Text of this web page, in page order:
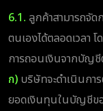
6.1. ลูกค้าสามารถจั
ตนเองได้ตลอดเวลา
การถอนเงินจากบัญชี
ก) บริษัทจะดำเนินกา
ยอดเงินทุนในบัญชีข